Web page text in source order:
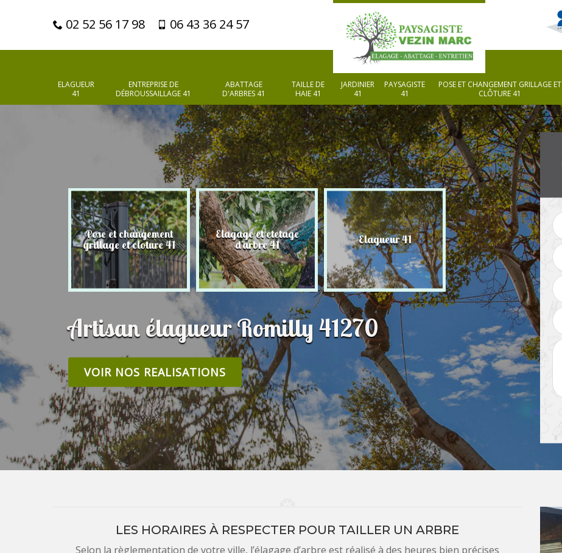
02 52 56 17 98 06 43 36 24 57
ELAGUEUR
41
ENTREPRISE DE
DÉBROUSSAILLAGE 41
ABATTAGE
D'ARBRES 41
TAILLE DE
HAIE 41
JARDINIER
41
PAYSAGISTE
41
POSE ET CHANGEMENT GRILLAGE ET
CLÔTURE 41
Pose et changement
grillage et cloture 41
Elagage et etetage
d'arbre 41 Elagueur 41 Paysagiste 41
Artisan élagueur Romilly 41270
VOIR NOS REALISATIONS
LES HORAIRES À RESPECTER POUR TAILLER UN ARBRE
Selon la règlementation de votre ville, l’élagage d’arbre est réalisé à des heures bien précises